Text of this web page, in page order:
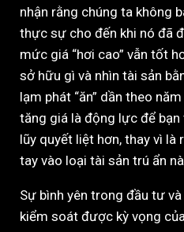
nhận rằng chúng ta không
thực sự cho đến khi nó đã
mức giá “hơi cao” vẫn tốt
sở hữu gì và nhìn tài sản
lạm phát “ăn” dần theo
tăng giá là động lực để
lũy quyết liệt hơn, thay vì là
tay vào loại tài sản trú ẩn
Sự bình yên trong đầu tư
kiểm soát được kỳ vọng